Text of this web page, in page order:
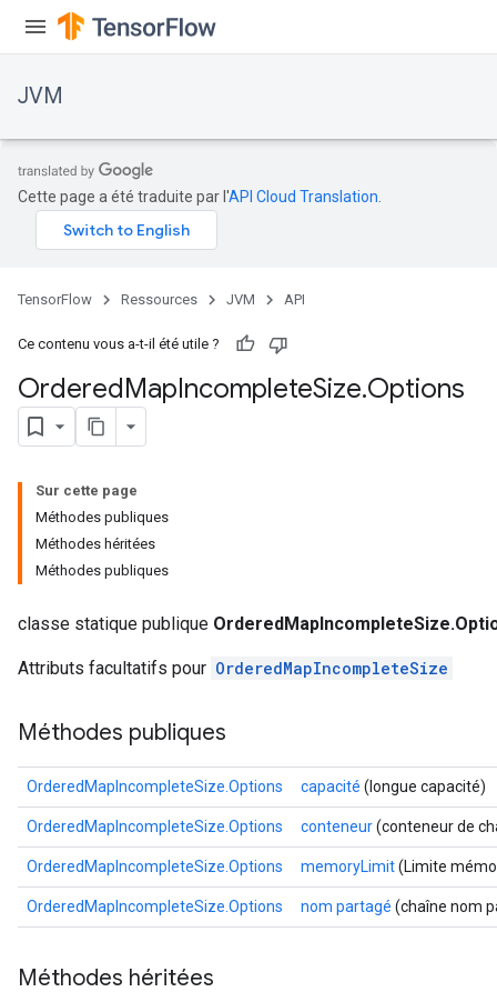
JVM
Cette page a été traduite par l'API Cloud Translation
TensorFlow Ressources JVM API
Ce contenu vous a-t-il été utile ?
OrderedMapIncompleteSize.Options
Sur cette page
Méthodes publiques
Méthodes héritées
Méthodes publiques
classe statique publique
Attributs facultatifs pour OrderedMapIncompleteSize
Méthodes publiques
OrderedMapIncompleteSize.Options capacité (longue capacité)
OrderedMapIncompleteSize.Options conteneur(conteneur de
OrderedMapIncompleteSize.Options memoryLimit(Limite
OrderedMapIncompleteSize.Options nom partagé (chaîne nom
Méthodes héritées